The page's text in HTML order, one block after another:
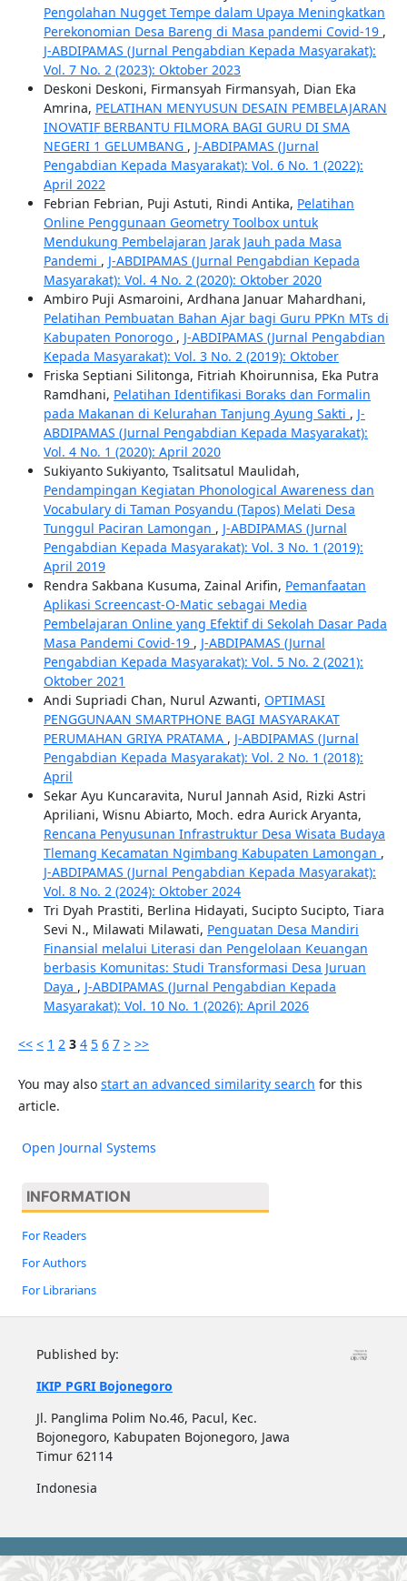
Pengolahan Nugget Tempe dalam Upaya Meningkatkan
Perekonomian Desa Bareng di Masa pandemi Covid-19 ,
J-ABDIPAMAS (Jurnal Pengabdian Kepada Masyarakat):
Vol. 7 No. 2 (2023): Oktober 2023
Deskoni Deskoni, Firmansyah Firmansyah, Dian Eka
Amrina, PELATIHAN MENYUSUN DESAIN PEMBELAJARAN
INOVATIF BERBANTU FILMORA BAGI GURU DI SMA
NEGERI 1 GELUMBANG , J-ABDIPAMAS (Jurnal
Pengabdian Kepada Masyarakat): Vol. 6 No. 1 (2022):
April 2022
Febrian Febrian, Puji Astuti, Rindi Antika, Pelatihan
Online Penggunaan Geometry Toolbox untuk
Mendukung Pembelajaran Jarak Jauh pada Masa
Pandemi , J-ABDIPAMAS (Jurnal Pengabdian Kepada
Masyarakat): Vol. 4 No. 2 (2020): Oktober 2020
Ambiro Puji Asmaroini, Ardhana Januar Mahardhani,
Pelatihan Pembuatan Bahan Ajar bagi Guru PPKn MTs di
Kabupaten Ponorogo , J-ABDIPAMAS (Jurnal Pengabdian
Kepada Masyarakat): Vol. 3 No. 2 (2019): Oktober
Friska Septiani Silitonga, Fitriah Khoirunnisa, Eka Putra
Ramdhani, Pelatihan Identifikasi Boraks dan Formalin
pada Makanan di Kelurahan Tanjung Ayung Sakti , J-
ABDIPAMAS (Jurnal Pengabdian Kepada Masyarakat):
Vol. 4 No. 1 (2020): April 2020
Sukiyanto Sukiyanto, Tsalitsatul Maulidah,
Pendampingan Kegiatan Phonological Awareness dan
Vocabulary di Taman Posyandu (Tapos) Melati Desa
Tunggul Paciran Lamongan , J-ABDIPAMAS (Jurnal
Pengabdian Kepada Masyarakat): Vol. 3 No. 1 (2019):
April 2019
Rendra Sakbana Kusuma, Zainal Arifin, Pemanfaatan
Aplikasi Screencast-O-Matic sebagai Media
Pembelajaran Online yang Efektif di Sekolah Dasar Pada
Masa Pandemi Covid-19 , J-ABDIPAMAS (Jurnal
Pengabdian Kepada Masyarakat): Vol. 5 No. 2 (2021):
Oktober 2021
Andi Supriadi Chan, Nurul Azwanti, OPTIMASI
PENGGUNAAN SMARTPHONE BAGI MASYARAKAT
PERUMAHAN GRIYA PRATAMA , J-ABDIPAMAS (Jurnal
Pengabdian Kepada Masyarakat): Vol. 2 No. 1 (2018):
April
Sekar Ayu Kuncaravita, Nurul Jannah Asid, Rizki Astri
Apriliani, Wisnu Abiarto, Moch. edra Aurick Aryanta,
Rencana Penyusunan Infrastruktur Desa Wisata Budaya
Tlemang Kecamatan Ngimbang Kabupaten Lamongan ,
J-ABDIPAMAS (Jurnal Pengabdian Kepada Masyarakat):
Vol. 8 No. 2 (2024): Oktober 2024
Tri Dyah Prastiti, Berlina Hidayati, Sucipto Sucipto, Tiara
Sevi N., Milawati Milawati, Penguatan Desa Mandiri
Finansial melalui Literasi dan Pengelolaan Keuangan
berbasis Komunitas: Studi Transformasi Desa Juruan
Daya , J-ABDIPAMAS (Jurnal Pengabdian Kepada
Masyarakat): Vol. 10 No. 1 (2026): April 2026
<< < 1 2 3 4 5 6 7 > >>
You may also start an advanced similarity search for this
article.
Open Journal Systems
INFORMATION
For Readers
For Authors
For Librarians
Published by:
IKIP PGRI Bojonegoro
Jl. Panglima Polim No.46, Pacul, Kec.
Bojonegoro, Kabupaten Bojonegoro, Jawa
Timur 62114
Indonesia